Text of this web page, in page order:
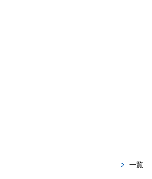
一覧